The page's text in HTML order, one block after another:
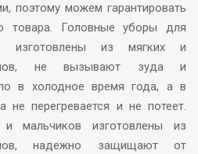
поэтому можем гарантировать
товара. Головные уборы для
изготовлены из мягких и
не вызывают зуда и
в холодное время года, а в
перегревается и не потеет.
мальчиков изготовлены из
надежно защищают от